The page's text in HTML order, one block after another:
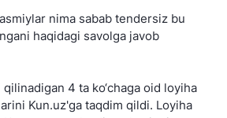
nima sabab tendersiz bu
haqidagi savolga javob
4 ta ko‘chaga oid loyiha
Kun.uz'ga taqdim qildi. Loyiha